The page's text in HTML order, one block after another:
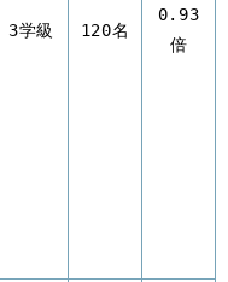
3学級 120名
0.93
倍